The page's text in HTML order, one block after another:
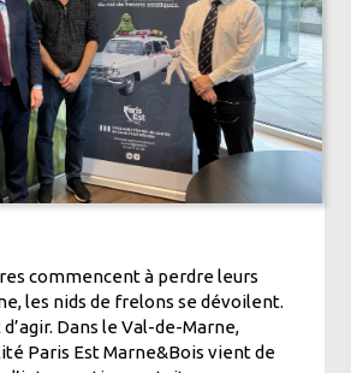
commencent à perdre leurs
les nids de frelons se dévoilent.
Dans le Val-de-Marne,
Paris Est Marne&Bois vient de